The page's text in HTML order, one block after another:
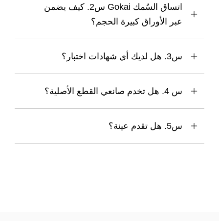
س2. كيف يضمن Gokai اتساق السُمك
عبر الأوراق كبيرة الحجم؟
س3. هل لديك أي شهادات اختبار؟
س 4. هل تخدم صانعي القطع الأصلية؟
س5. هل تقدم عينة؟